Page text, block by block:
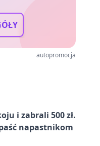
autopromocja
i zabrali 500 zł.
napastnikom